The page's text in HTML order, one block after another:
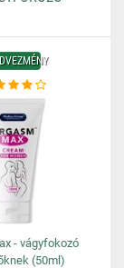
- vágyfokozó
(50ml)